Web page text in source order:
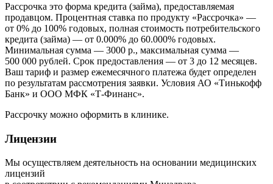
Рассрочка это форма кредита (займа), предоставляемая
продавцом. Процентная ставка по продукту «Рассрочка» —
от 0% до 100% годовых, полная стоимость потребительского
кредита (займа) — от 0.000% до 60.000% годовых.
Минимальная сумма — 3000 р., максимальная сумма —
500 000 рублей. Срок предоставления — от 3 до 12 месяцев.
Ваш тариф и размер ежемесячного платежа будет определен
по результатам рассмотрения заявки. Условия АО «Тинькофф
Банк» и ООО МФК «Т-Финанс».
Рассрочку можно оформить в клинике.
Лицензии
Мы осуществляем деятельность на основании медицинских
лицензий